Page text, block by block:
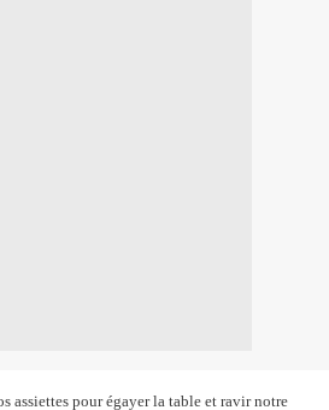
assiettes pour égayer la table et ravir notre